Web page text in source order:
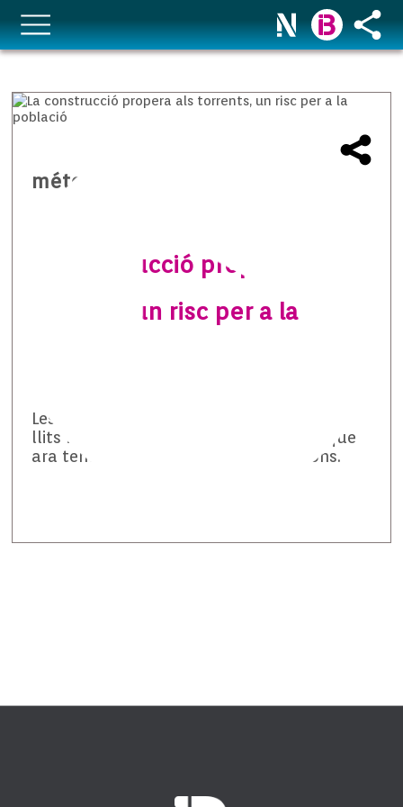
méteo temps i natura
La construcció propera als
torrents, un risc per a la
Les construccions que s’han acostat als
llits fluvials al llarg dels anys són les que
ara tenen més risc de patir inundacions.